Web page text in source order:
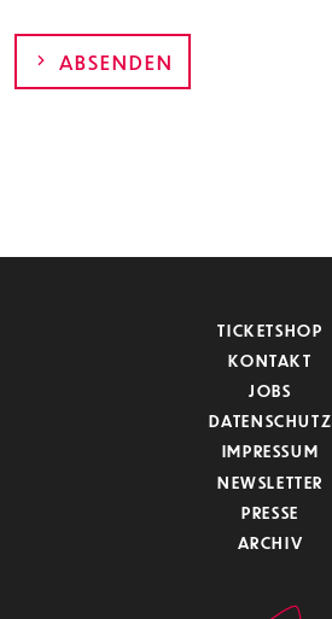
ABSENDEN
TICKETSHOP
KONTAKT
JOBS
DATENSCHUTZ
IMPRESSUM
NEWSLETTER
PRESSE
ARCHIV